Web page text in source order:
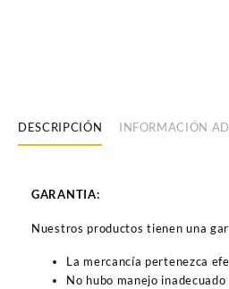
DESCRIPCIÓN INFORMACIÓN
GARANTIA:
Nuestros productos tienen una
La mercancía pertenezca
No hubo manejo